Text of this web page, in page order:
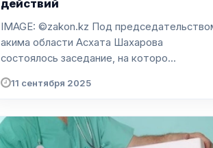
действий
IMAGE: ©zakon.kz Под председательством
акима области Асхата Шахарова
состоялось заседание, на которо...
11 сентября 2025